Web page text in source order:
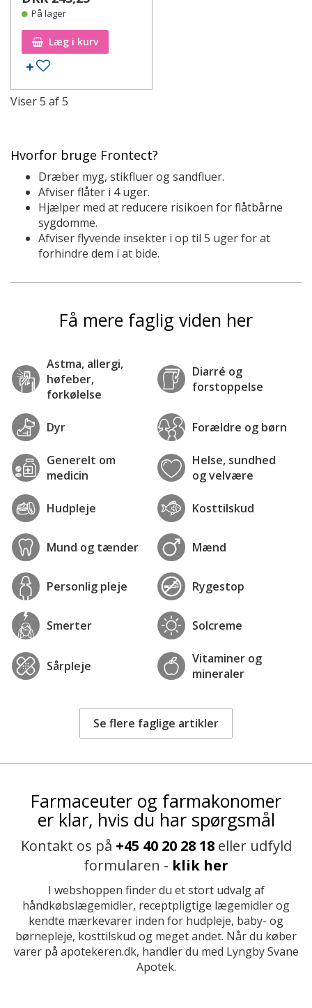
På lager
Læg i kurv
Tilføj til ønskeseddel
Viser5 af5
Hvorfor bruge Frontect?
Dræber myg, stikfluer og sandfluer.
Afviser flåter i 4 uger.
Hjælper med at reducere risikoen for flåtbårne
sygdomme.
Afviser flyvende insekter i op til 5 uger for at
forhindre dem i at bide.
Få mere faglig viden her
Astma, allergi,
høfeber,
forkølelse
Diarré og
forstoppelse
Dyr Forældre og børn
Generelt om
medicin
Helse, sundhed
og velvære
Hudpleje Kosttilskud
Mund og tænder Mænd
Personlig pleje Rygestop
Smerter Solcreme
Sårpleje
Vitaminer og
mineraler
Se flere faglige artikler
Farmaceuter og farmakonomer
er klar, hvis du har spørgsmål
Kontakt os på +45 40 20 28 18eller udfyld
formularen - klik her
I webshoppen finder du et stort udvalg af
håndkøbslægemidler, receptpligtige lægemidler og
kendte mærkevarer inden for hudpleje, baby- og
børnepleje, kosttilskud og meget andet. Når du køber
varer på apotekeren.dk, handler du med Lyngby Svane
Apotek.